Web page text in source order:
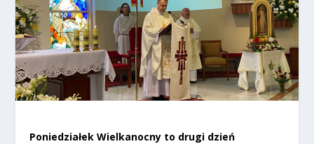
Poniedziałek Wielkanocny to drugi dzień